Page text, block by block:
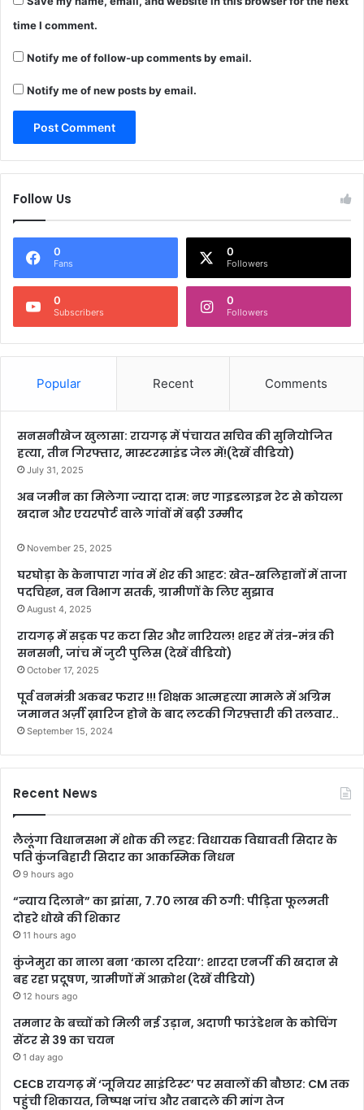
time I comment.
Notify me of follow-up comments by email.
Notify me of new posts by email.
Follow Us
0
Fans
0
Followers
0
Subscribers
0
Followers
Popular Recent Comments
सनसनीखेज खुलासा: रायगढ़ में पंचायत सचिव की सुनियोजित
हत्या, तीन गिरफ्तार, मास्टरमाइंड जेल में!(देखें वीडियो)
July 31, 2025
अब जमीन का मिलेगा ज्यादा दाम: नए गाइडलाइन रेट से कोयला
खदान और एयरपोर्ट वाले गांवों में बढ़ी उम्मीद
November 25, 2025
घरघोड़ा के केनापारा गांव में शेर की आहट: खेत-खलिहानों में ताजा
पदचिह्न, वन विभाग सतर्क, ग्रामीणों के लिए सुझाव
August 4, 2025
रायगढ़ में सड़क पर कटा सिर और नारियल! शहर में तंत्र-मंत्र की
सनसनी, जांच में जुटी पुलिस (देखें वीडियो)
October 17, 2025
पूर्व वनमंत्री अकबर फरार !!! शिक्षक आत्महत्या मामले में अग्रिम
जमानत अर्ज़ी ख़ारिज होने के बाद लटकी गिरफ़्तारी की तलवार..
September 15, 2024
Recent News
लैलूंगा विधानसभा में शोक की लहर: विधायक विद्यावती सिदार के
पति कुंजबिहारी सिदार का आकस्मिक निधन
9 hours ago
“न्याय दिलाने” का झांसा, 7.70 लाख की ठगी: पीड़िता फूलमती
दोहरे धोखे की शिकार
11 hours ago
कुंजेमुरा का नाला बना ‘काला दरिया’: शारदा एनर्जी की खदान से
बह रहा प्रदूषण, ग्रामीणों में आक्रोश (देखें वीडियो)
12 hours ago
तमनार के बच्चों को मिली नई उड़ान, अदाणी फाउंडेशन के कोचिंग
सेंटर से 39 का चयन
1 day ago
CECB रायगढ़ में ‘जूनियर साइंटिस्ट’ पर सवालों की बौछार: CM तक
पहुंची शिकायत, निष्पक्ष जांच और तबादले की मांग तेज